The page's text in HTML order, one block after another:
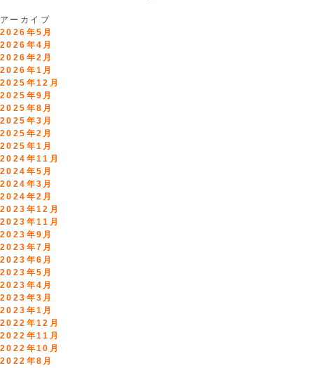
アーカイブ
2026年5月
2026年4月
2026年2月
2026年1月
2025年12月
2025年9月
2025年8月
2025年3月
2025年2月
2025年1月
2024年11月
2024年5月
2024年3月
2024年2月
2023年12月
2023年11月
2023年9月
2023年7月
2023年6月
2023年5月
2023年4月
2023年3月
2023年1月
2022年12月
2022年11月
2022年10月
2022年8月